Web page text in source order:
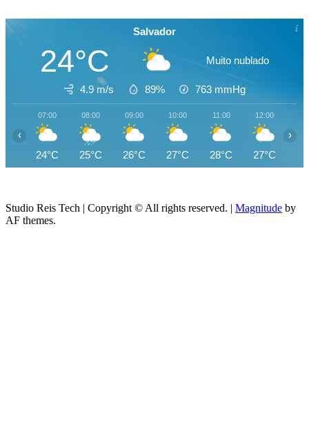
Salvador
24°C Muito nublado
4.9 m/s 89% 763 mmHg
07:00
24°C
08:00
25°C
09:00
26°C
10:00
27°C
11:00
28°C
12:00
27°C
‹ ›
Studio Reis Tech | Copyright © All rights reserved. | Magnitude by
AF themes.